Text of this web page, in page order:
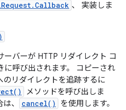
、 実装しま
ーバーが HTTP リダイレクト コ
に呼び出されます。 コピーされ
のリダイレクトを追跡するに
メソッドを呼び出しま
、
cancel()
を使用します。